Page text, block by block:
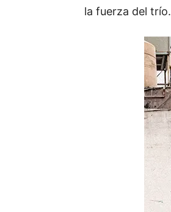
la fuerza del trío.